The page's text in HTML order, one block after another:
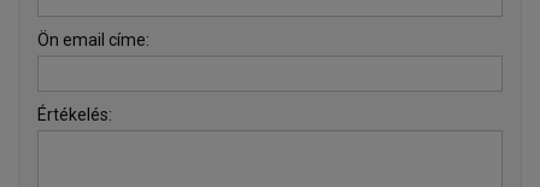
Ön email címe:
Értékelés: